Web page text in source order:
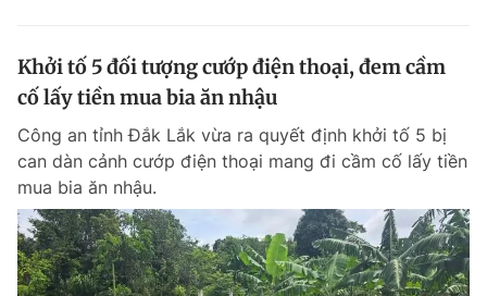
Khởi tố 5 đối tượng cướp điện thoại, đem cầm
cố lấy tiền mua bia ăn nhậu
Công an tỉnh Đắk Lắk vừa ra quyết định khởi tố 5 bị
can dàn cảnh cướp điện thoại mang đi cầm cố lấy tiền
mua bia ăn nhậu.